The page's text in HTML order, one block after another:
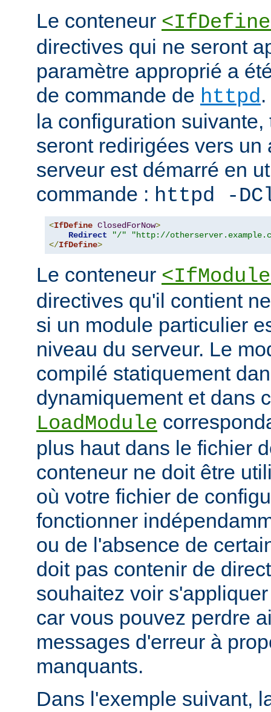
Le conteneur
directives qui ne seront
paramètre approprié a
de commande de httpd
la configuration
seront redirigées vers un
serveur est démarré en
commande : httpd -
<IfDefine ClosedForNow>
Redirect
"/"
"http://
</IfDefine>
Le conteneur
directives qu'il contient
si un module particulier
niveau du serveur. Le
compilé statiquement
dynamiquement et dans
LoadModule
plus haut dans le fichier
conteneur ne doit être
où votre fichier de
fonctionner
ou de l'absence de
doit pas contenir de
souhaitez voir
car vous pouvez perdre
messages d'erreur à
manquants.
Dans l'exemple suivant,